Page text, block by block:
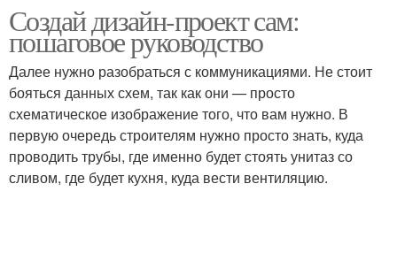
Цены на дизайн-проект
Создай дизайн-проект сам:
пошаговое руководство
Далее нужно разобраться с коммуникациями. Не стоит
бояться данных схем, так как они — просто
схематическое изображение того, что вам нужно. В
первую очередь строителям нужно просто знать, куда
проводить трубы, где именно будет стоять унитаз со
сливом, где будет кухня, куда вести вентиляцию.